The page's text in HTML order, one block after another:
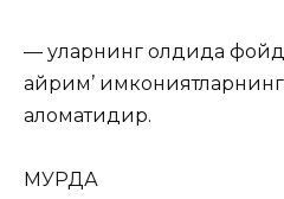
— уларнинг олдида
айрим’
аломатидир.
МУРДА